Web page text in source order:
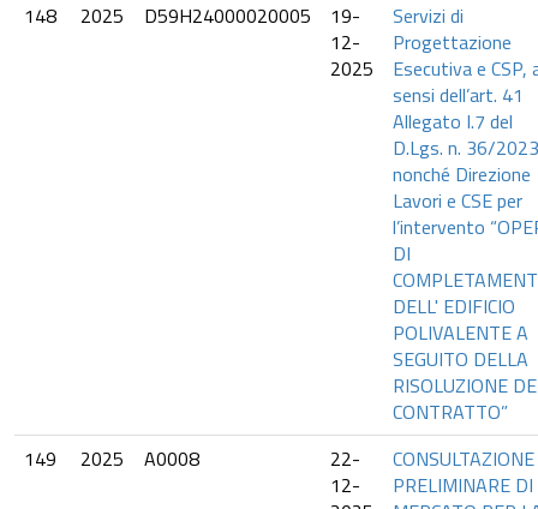
148
2025 D59H24000020005
19-
12-
2025
Servizi di
Progettazione
Esecutiva e CSP,
sensi dell’art. 41
Allegato I.7 del
D.Lgs. n. 36/
nonché Direzione
Lavori e CSE per
l’intervento
DI
DELL' EDIFICIO
POLIVALENTE A
SEGUITO DELLA
RISOLUZIONE
CONTRATTO”
149
2025 A0008
22-
12-
CONSULTAZIONE
PRELIMINARE DI